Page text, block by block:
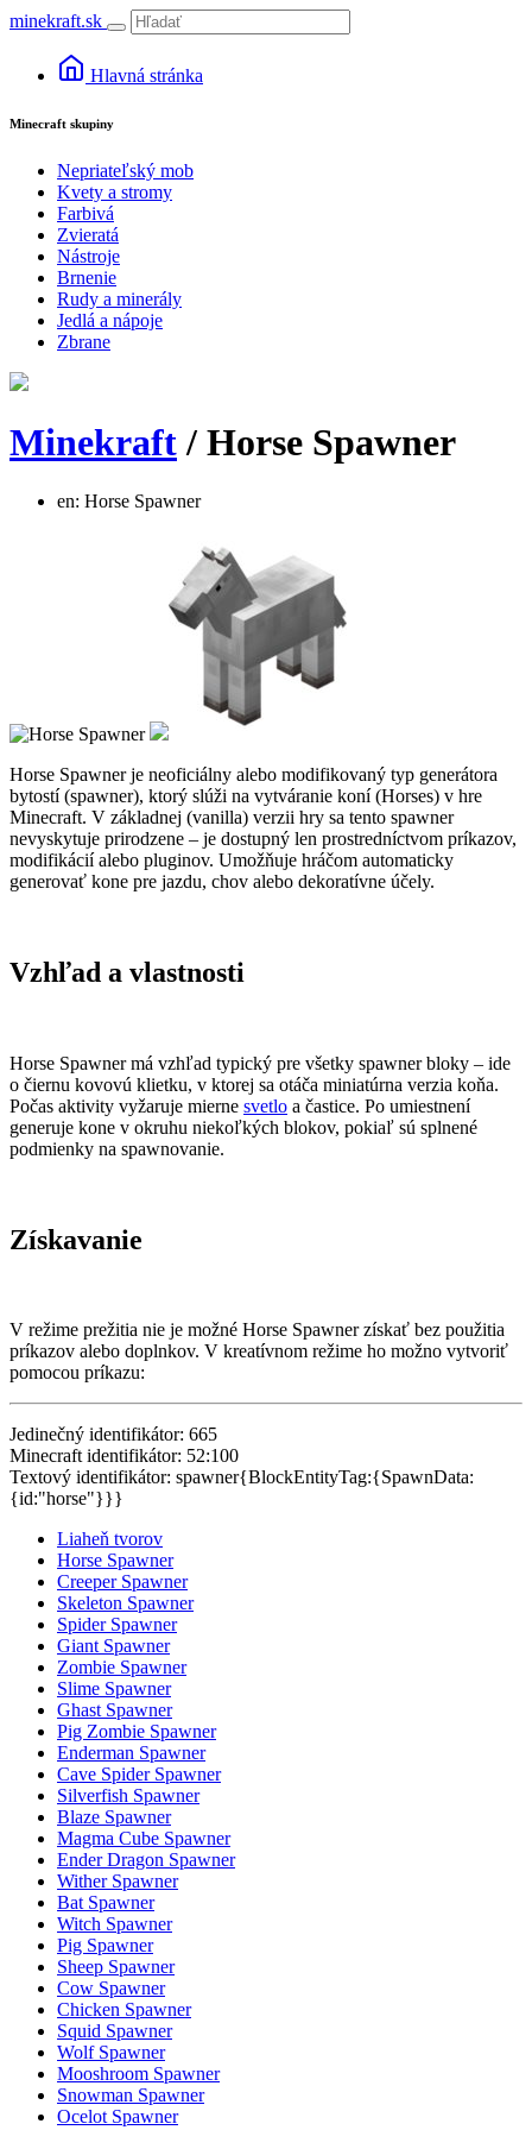
minekraft.sk
Hlavná stránka
Minecraft skupiny
Nepriateľský mob
Kvety a stromy
Farbivá
Zvieratá
Nástroje
Brnenie
Rudy a minerály
Jedlá a nápoje
Zbrane
Minekraft/ Horse Spawner
en: Horse Spawner
Horse Spawner je neoficiálny alebo modifikovaný typ generátora
bytostí (spawner), ktorý slúži na vytváranie koní (Horses) v hre
Minecraft. V základnej (vanilla) verzii hry sa tento spawner
nevyskytuje prirodzene – je dostupný len prostredníctvom príkazov,
modifikácií alebo pluginov. Umožňuje hráčom automaticky
generovať kone pre jazdu, chov alebo dekoratívne účely.
Vzhľad a vlastnosti
Horse Spawner má vzhľad typický pre všetky spawner bloky – ide
o čiernu kovovú klietku, v ktorej sa otáča miniatúrna verzia koňa.
Počas aktivity vyžaruje mierne svetlo a častice. Po umiestnení
generuje kone v okruhu niekoľkých blokov, pokiaľ sú splnené
podmienky na spawnovanie.
Získavanie
V režime prežitia nie je možné Horse Spawner získať bez použitia
príkazov alebo doplnkov. V kreatívnom režime ho možno vytvoriť
pomocou príkazu:
Jedinečný identifikátor: 665
Minecraft identifikátor: 52:100
Textový identifikátor: spawner{BlockEntityTag:{SpawnData:
{id:"horse"}}}
Liaheň tvorov
Horse Spawner
Creeper Spawner
Skeleton Spawner
Spider Spawner
Giant Spawner
Zombie Spawner
Slime Spawner
Ghast Spawner
Pig Zombie Spawner
Enderman Spawner
Cave Spider Spawner
Silverfish Spawner
Blaze Spawner
Magma Cube Spawner
Ender Dragon Spawner
Wither Spawner
Bat Spawner
Witch Spawner
Pig Spawner
Sheep Spawner
Cow Spawner
Chicken Spawner
Squid Spawner
Wolf Spawner
Mooshroom Spawner
Snowman Spawner
Ocelot Spawner